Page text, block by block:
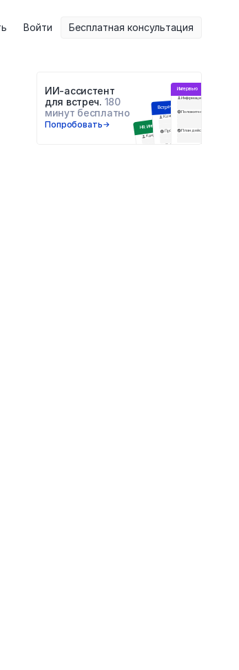
Войти Бесплатная консультация
ИИ-ассистент
для встреч. 180
минут бесплатно
Попробовать HR Интервью
Кандидат
Встреча с клиентом
Клиент
Проблемы и блокеры
Последующие шаги
Интервью
Информация о респонденте
Положительное
План действий